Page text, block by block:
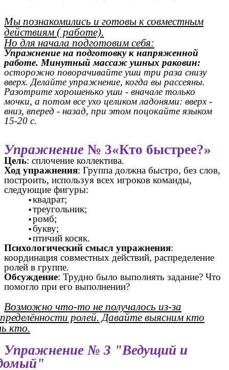
Мы познакомились и готовы к совместным
действиям ( работе).
Но для начала подготовим себя:
Упражнение на подготовку к напряженной
работе. Минутный массаж ушных раковин:
осторожно поворачивайте уши три раза снизу
вверх. Делайте упражнение, когда вы рассеяны.
Разотрите хорошенько уши - вначале только
мочки, а потом все ухо целиком ладонями: вверх -
вниз, вперед - назад, при этом поцокайте языком
15-20 с.
Упражнение № 3«Кто быстрее?»
Цель: сплочение коллектива.
Ход упражнения: Группа должна быстро, без слов,
построить, используя всех игроков команды,
следующие фигуры:
квадрат;
треугольник;
ромб;
букву;
птичий косяк.
Психологический смысл упражнения:
координация совместных действий, распределение
ролей в группе.
Обсуждение: Трудно было выполнять задание? Что
помогло при его выполнении?
Возможно что-то не получалось из-за
ролей. Давайте выясним кто
кто.
Упражнение № 3 "Ведущий и